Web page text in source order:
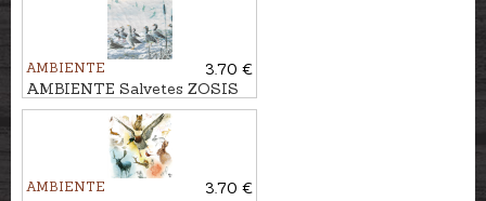
AMBIENTE
3.70 €
AMBIENTE Salvetes ZOSIS
PIE UPES ZIEMĀ
AMBIENTE
3.70 €